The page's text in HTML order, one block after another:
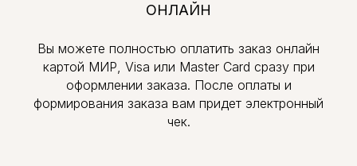
ОНЛАЙН
Вы можете полностью оплатить заказ онлайн
картой МИР, Visa или Master Card сразу при
оформлении заказа. После оплаты и
формирования заказа вам придет электронный
чек.